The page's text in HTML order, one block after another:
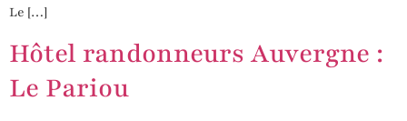
Le […]
Hôtel randonneurs Auvergne :
Le Pariou